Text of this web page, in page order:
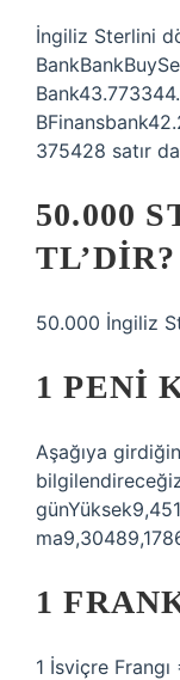
İngiliz Sterlini
375428 satır
50.000
TL’DIR?
50.000 İngiliz
1 PENI
Aşağıya
1
1 İsviçre Frangı